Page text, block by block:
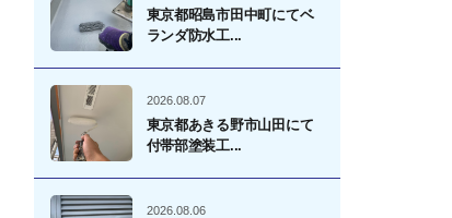
東京都昭島市田中町にてベ
ランダ防水工...
2026.08.07
東京都あきる野市山田にて
付帯部塗装工...
2026.08.06